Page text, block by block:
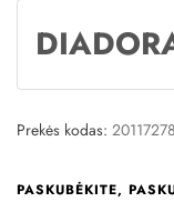
Prekės kodas:
PASKUBĖKITE,